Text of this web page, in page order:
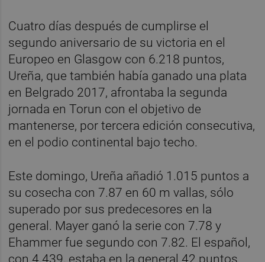
Cuatro días después de cumplirse el
segundo aniversario de su victoria en el
Europeo en Glasgow con 6.218 puntos,
Ureña, que también había ganado una plata
en Belgrado 2017, afrontaba la segunda
jornada en Torun con el objetivo de
mantenerse, por tercera edición consecutiva,
en el podio continental bajo techo.
Este domingo, Ureña añadió 1.015 puntos a
su cosecha con 7.87 en 60 m vallas, sólo
superado por sus predecesores en la
general. Mayer ganó la serie con 7.78 y
Ehammer fue segundo con 7.82. El español,
con 4.439, estaba en la general 42 puntos